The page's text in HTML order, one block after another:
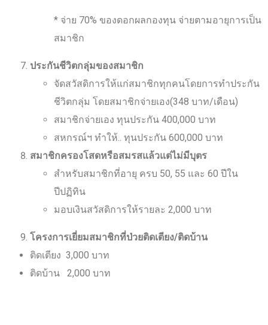
* จ่าย 70% ของดอกผลกองทุน จ่ายตามอายุการเป็น
สมาชิก
ประกันชีวิตกลุ่มของสมาชิก
จัดสวัสดิการให้แก่สมาชิกทุกคนโดยการทำประกัน
ชีวิตกลุ่ม โดยสมาชิกจ่ายเอง(348 บาท/เดือน)
สมาชิกจ่ายเอง ทุนประกัน 400,000 บาท
สหกรณ์ฯ ทำให้.. ทุนประกัน 600,000 บาท
สมาชิกครองโสดหรือสมรสแล้วแต่ไม่มีบุตร
สำหรับสมาชิกที่อายุ ครบ 50, 55 และ 60 ปีใน
ปีปฏิทิน
มอบเงินสวัสดิการให้รายละ 2,000 บาท
9. โครงการเยี่ยมสมาชิกที่ป่วยติดเตียง/ติดบ้าน
ติดเตียง 3,000 บาท
ติดบ้าน 2,000 บาท